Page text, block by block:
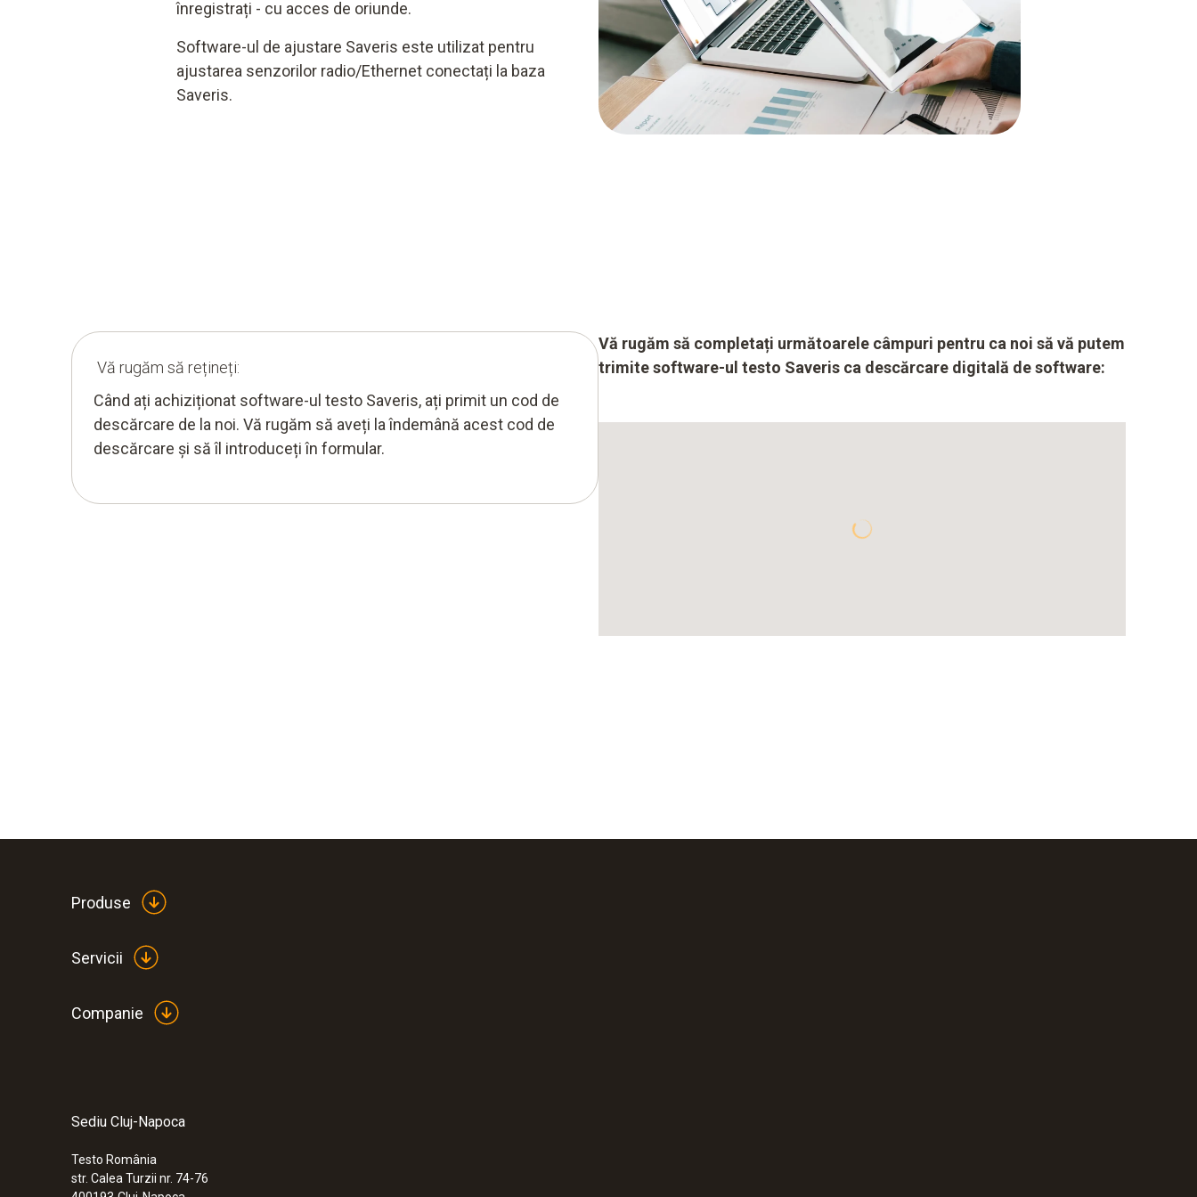
înregistrați - cu acces de oriunde.
Software-ul de ajustare Saveris este utilizat pentru
ajustarea senzorilor radio/Ethernet conectați la baza
Saveris.
Vă rugăm să rețineți:
Când ați achiziționat software-ul testo Saveris, ați primit un cod de
descărcare de la noi. Vă rugăm să aveți la îndemână acest cod de
descărcare și să îl introduceți în formular.
Vă rugăm să completați următoarele câmpuri pentru ca noi să vă putem
trimite software-ul testo Saveris ca descărcare digitală de software:
Produse
Servicii
Companie
Sediu Cluj-Napoca
Testo România
str. Calea Turzii nr. 74-76